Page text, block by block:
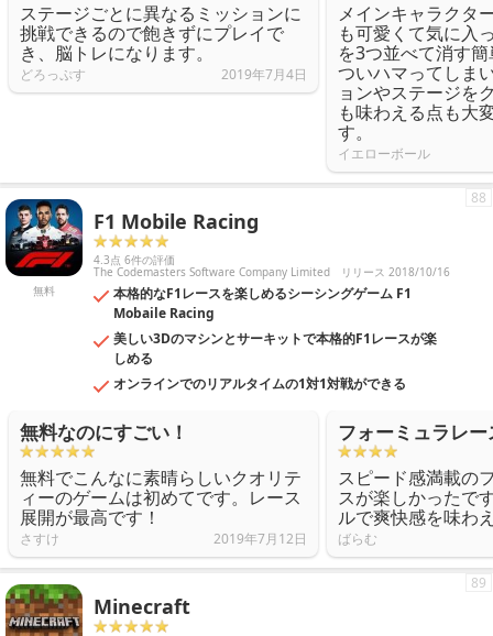
ステージごとに異なるミッションに
挑戦できるので飽きずにプレイで
き、脳トレになります。
どろっぷす 2019年7月4日
メインキャラクタ
も可愛くて気に入
を3つ並べて消す
ついハマってしま
ョンやステージを
も味わえる点も大
す。
イエローボール
無料
F1 Mobile Racing
4.3点 6件の評価
The Codemasters Software Company Limited リリース 2018/10/16
本格的なF1レースを楽しめるシーシングゲーム F1
Mobaile Racing
美しい3Dのマシンとサーキットで本格的F1レースが楽
しめる
オンラインでのリアルタイムの1対1対戦ができる
88
無料なのにすごい！
無料でこんなに素晴らしいクオリテ
ィーのゲームは初めてです。レース
展開が最高です！
さすけ 2019年7月12日
フォーミュラレ
スピード感満載の
スが楽しかったで
ルで爽快感を味わ
ばらむ
Minecraft
89